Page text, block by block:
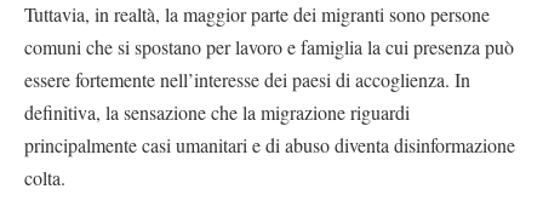
Tuttavia, in realtà, la maggior parte dei migranti sono persone
comuni che si spostano per lavoro e famiglia la cui presenza può
essere fortemente nell’interesse dei paesi di accoglienza. In
definitiva, la sensazione che la migrazione riguardi
principalmente casi umanitari e di abuso diventa disinformazione
colta.